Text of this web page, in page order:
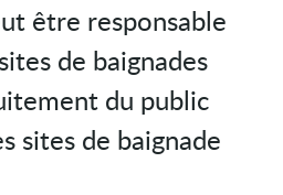
être responsable
de baignades
du public
sites de baignade